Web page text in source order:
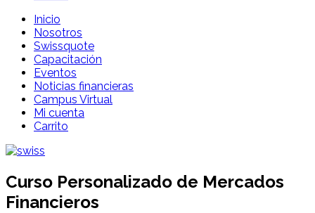
Inicio
Nosotros
Swissquote
Capacitación
Eventos
Noticias financieras
Campus Virtual
Mi cuenta
Carrito
Curso Personalizado de Mercados
Financieros